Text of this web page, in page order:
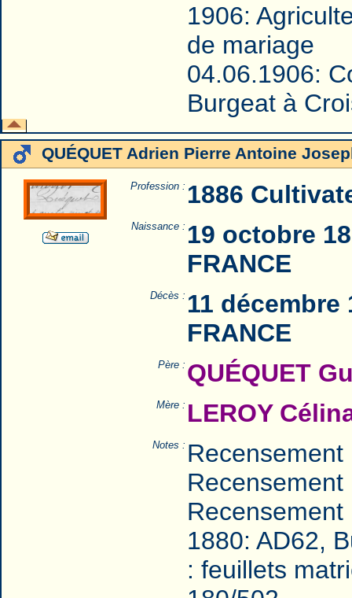
1906:
de mariage
04.06.1906:
Burgeat à
QUÉQUET Adrien Pierre Antoine
Profession : 1886
Naissance : 19 octobre
FRANCE
Décès : 11 décembre
FRANCE
Père : QUÉQUET
Mère : LEROY
Notes :
1880: AD62,
: feuillets